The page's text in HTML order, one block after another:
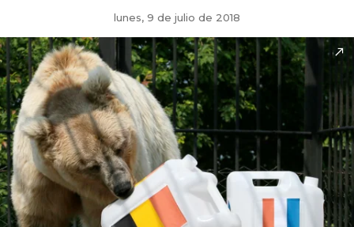
lunes, 9 de julio de 2018